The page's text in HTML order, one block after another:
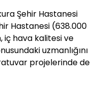
Şehir Hastanesi
Hastanesi (638.000
iç hava kalitesi ve
uzmanlığını
projelerinde de